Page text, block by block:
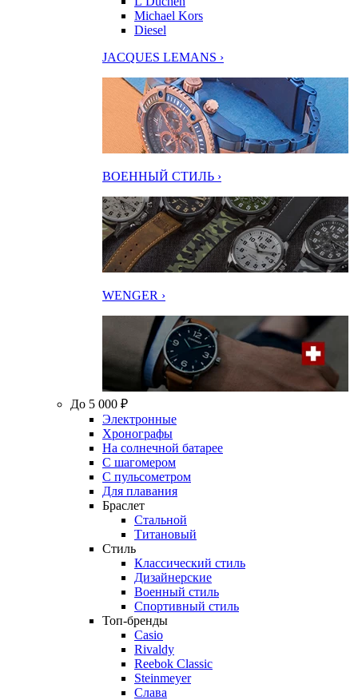
Michael Kors
Diesel
JACQUES LEMANS ›
ВОЕННЫЙ СТИЛЬ ›
WENGER ›
До 5 000 ₽
Электронные
Хронографы
На солнечной батарее
С шагомером
С пульсометром
Для плавания
Браслет
Стальной
Титановый
Стиль
Классический стиль
Дизайнерские
Военный стиль
Спортивный стиль
Топ-бренды
Casio
Rivaldy
Reebok Classic
Steinmeyer
Слава